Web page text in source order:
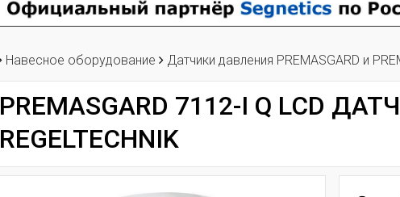
Навесное оборудование Датчики давления PREMASGARD и
PREMASGARD 7112-I Q LCD
REGELTECHNIK